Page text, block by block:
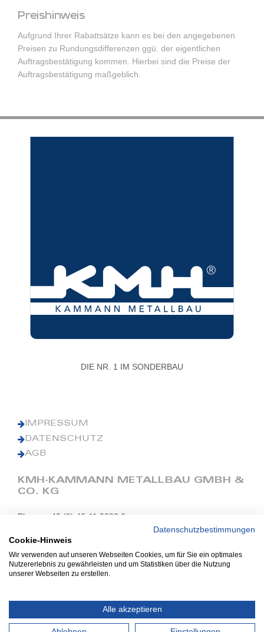
Preishinweis
Aufgrund Ihrer Rabattsätze kann es bei den angegebenen
Preisen zu Rundungsdifferenzen ggü. der eigentlichen
Auftragsbestätigung kommen. Hierbei sind die Preise der
Auftragsbestätigung maßgeblich.
DIE NR. 1 IM SONDERBAU
IMPRESSUM
DATENSCHUTZ
AGB
KMH-KAMMANN METALLBAU GMBH &
CO. KG
Phone: +49 (0) 42 41 9390 0
E-Mail: office@kmh.net
www.kmh.net
Industriestraße 13
Datenschutzbestimmungen
Cookie-Hinweis
Wir verwenden auf unseren Webseiten Cookies, um für Sie ein optimales
Nutzererlebnis zu gewährleisten und um Statistiken über die Nutzung
unserer Webseiten zu erstellen.
Alle akzeptieren